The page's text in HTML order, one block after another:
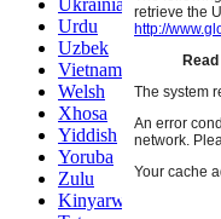
Urdu
Uzbek
Vietnamese
Welsh
Xhosa
Yiddish
Yoruba
Zulu
Kinyarwanda